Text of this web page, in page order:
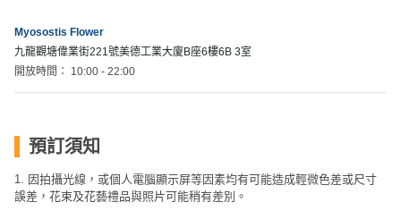
樂
體
驗
工
作
坊
Myosostis Flower
九龍觀塘偉業街221號美德工業大廈B座6樓6B 3室
開放時間： 10:00 - 22:00
預訂須知
1. 因拍攝光線，或個人電腦顯示屏等因素均有可能造成輕微色差或尺寸
誤差，花束及花藝禮品與照片可能稍有差別。